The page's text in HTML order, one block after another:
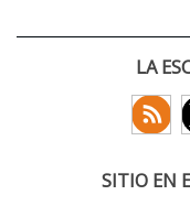
LA
SITIO EN